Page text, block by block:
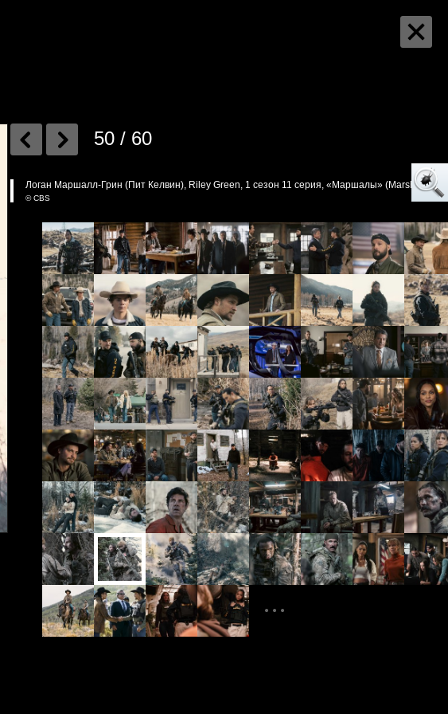
50 / 60
Логан Маршалл-Грин (Пит Келвин), Riley Green, 1 сезон 11 серия, «Маршалы» (Marshals)
© CBS